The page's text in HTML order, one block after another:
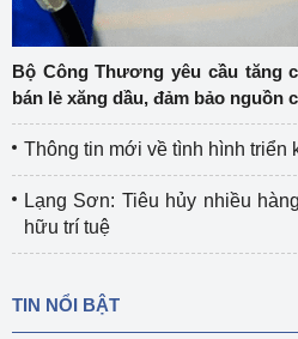
Bộ Công Thương yêu cầu tăng
bán lẻ xăng dầu, đảm bảo nguồn
Thông tin mới về tình hình triển
Lạng Sơn: Tiêu hủy nhiều
hữu trí tuệ
TIN NỔI BẬT